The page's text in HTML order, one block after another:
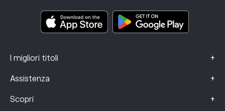
I migliori titoli +
Assistenza +
Scopri +
Dati sui reclami (clienti FCA)